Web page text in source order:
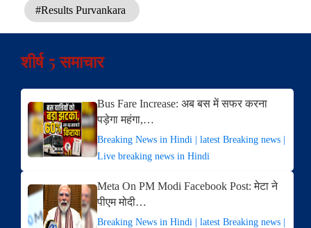
#Results Purvankara
शीर्ष 5 समाचार
Bus Fare Increase: अब बस में सफर करना
पड़ेगा महंगा,…
Breaking News in Hindi | latest Breaking news |
Live breaking news in Hindi
Meta On PM Modi Facebook Post: मेटा ने
पीएम मोदी…
Breaking News in Hindi | latest Breaking news |